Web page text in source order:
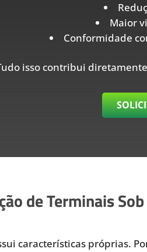
Maior
Conformidade
isso contribui
de Terminais Sob
características próprias.